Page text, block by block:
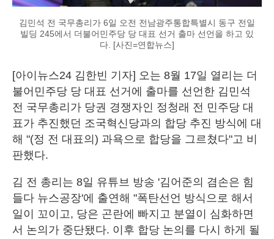
김민석 전 국무총리가 6일 오전 전남광주통합특별시 동구 전일
빌딩 245에서 더불어민주당 당 대표 선거 출마 선언을 하고 있
다. [사진=연합뉴스]
[아이뉴스24 김한빈 기자] 오는 8월 17일 열리는 더
불어민주당 당 대표 선거에 출마를 선언한 김민석
전 국무총리가 당권 경쟁자인 정청래 전 민주당 대
표가 추진했던 조국혁신당과의 합당 추진 방식에 대
해 "(정 전 대표의) 과욕으로 합당을 그르쳤다"고 비
판했다.
김 전 총리는 8일 유튜브 방송 '김어준의 겸손은 힘
들다 뉴스공장'에 출연해 "폭탄선언 방식으로 해서
일이 꼬이고, 당은 곤란에 빠지고 분열이 심화하면
서 논의가 중단됐다. 이후 합당 논의를 다시 하게 될